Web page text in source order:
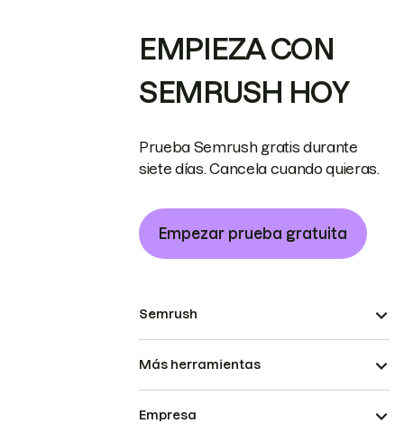
EMPIEZA CON
SEMRUSH HOY
Prueba Semrush gratis durante
siete días. Cancela cuando quieras.
Empezar prueba gratuita
Semrush
Más herramientas
Empresa